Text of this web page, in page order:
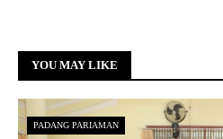
YOU MAY LIKE
PADANG PARIAMAN